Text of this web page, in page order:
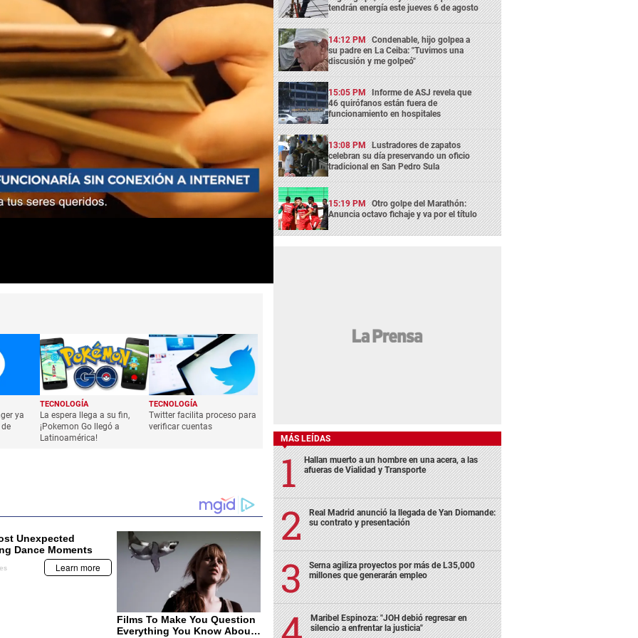
ya
TECNOLOGÍA
La espera llega a su fin,
¡Pokemon Go llegó a
Latinoamérica!
TECNOLOGÍA
Twitter facilita proceso para
verificar cuentas
tendrán energía este jueves 6 de agosto
14:12 PM Condenable, hijo golpea a
su padre en La Ceiba: "Tuvimos una
discusión y me golpeó"
15:05 PM Informe de ASJ revela que
46 quirófanos están fuera de
funcionamiento en hospitales
13:08 PM Lustradores de zapatos
celebran su día preservando un oficio
tradicional en San Pedro Sula
15:19 PM Otro golpe del Marathón:
Anuncia octavo fichaje y va por el título
MÁS LEÍDAS
Hallan muerto a un hombre en una acera, a las
afueras de Vialidad y Transporte
Real Madrid anunció la llegada de Yan Diomande:
su contrato y presentación
Serna agiliza proyectos por más de L35,000
millones que generarán empleo
Maribel Espinoza: "JOH debió regresar en
silencio a enfrentar la justicia"